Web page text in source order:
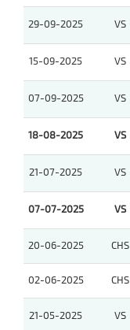
29-09-2025 VS
15-09-2025 VS
07-09-2025 VS
18-08-2025 VS
21-07-2025 VS
07-07-2025 VS
20-06-2025 CHS
02-06-2025 CHS
21-05-2025 VS